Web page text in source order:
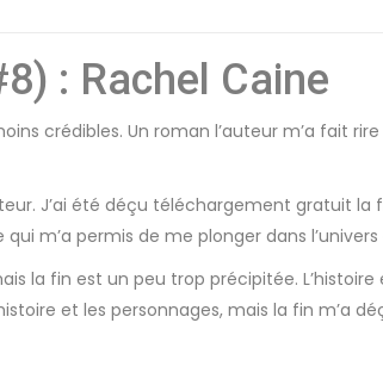
: Rachel Caine
crédibles. Un roman l’auteur m’a fait
J’ai été déçu téléchargement gratuit la
m’a permis de me plonger dans l’univers
la fin est un peu trop précipitée.
et les personnages, mais la fin m’a